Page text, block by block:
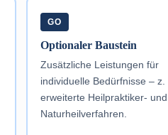
GO
Optionaler Baustein
Zusätzliche Leistungen für
individuelle Bedürfnisse – z.
erweiterte Heilpraktiker- und
Naturheilverfahren.